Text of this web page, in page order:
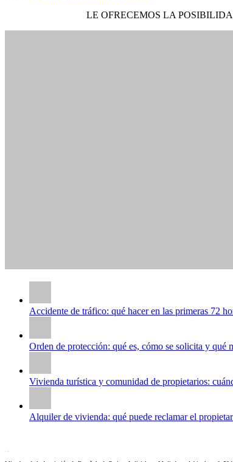
LE OFRECEMOS LA
Accidente de tráfico: qué hacer en las primeras 72
Orden de protección: qué es, cómo se solicita y qué
Vivienda turística y comunidad de propietarios:
Alquiler de vivienda: qué puede reclamar el